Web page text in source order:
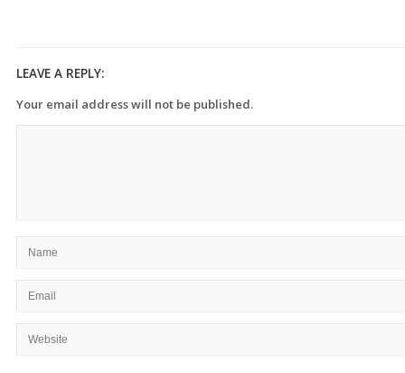
LEAVE A REPLY:
Your email address will not be published.